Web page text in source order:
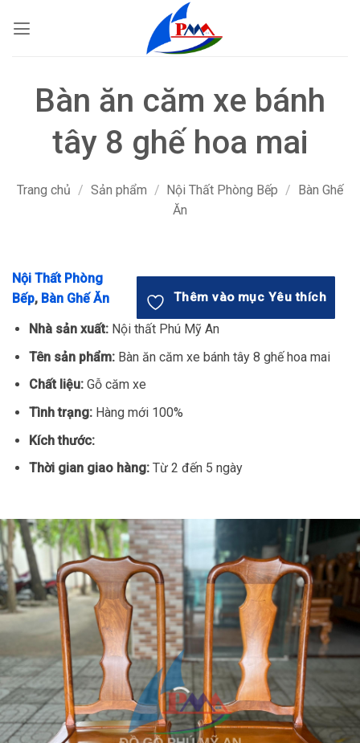
qua
Bàn ăn căm xe bánh
tây 8 ghế hoa mai
Trang chủ / Sản phẩm / Nội Thất Phòng Bếp /
Bàn Ghế
Ăn
Nội Thất Phòng
Bếp, Bàn Ghế Ăn Thêm vào mục Yêu thích
Nhà sản xuất:Nội thất Phú Mỹ An
Tên sản phẩm: Bàn ăn căm xe bánh tây 8 ghế hoa mai
Chất liệu:Gỗ căm xe
Tình trạng:Hàng mới 100%
Kích thước:
Thời gian giao hàng:Từ 2 đến 5 ngày